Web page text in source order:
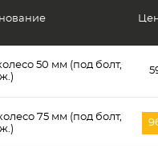
50 мм (под болт,
75 мм (под болт,